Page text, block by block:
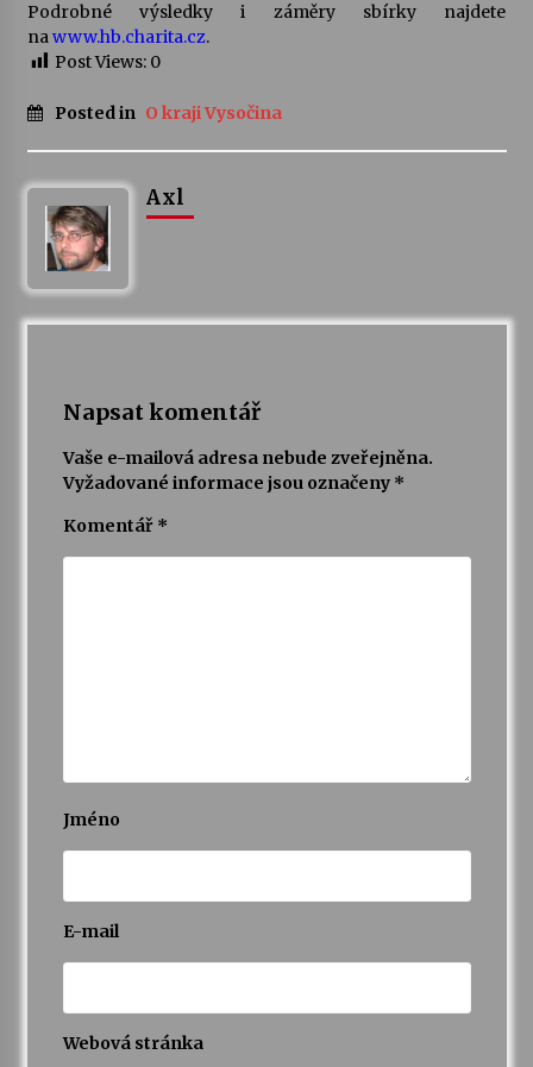
Podrobné výsledky i záměry sbírky najdete
nawww.hb.charita.cz.
Post Views: 0
Posted in O kraji Vysočina
Axl
Napsat komentář
Vaše e-mailová adresa nebude zveřejněna.
Vyžadované informace jsou označeny *
Komentář *
Jméno
E-mail
Webová stránka